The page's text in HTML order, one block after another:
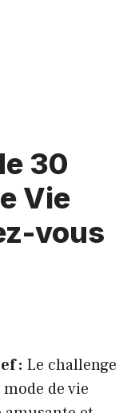
30
Vie
vous
: Le challenge
de vie